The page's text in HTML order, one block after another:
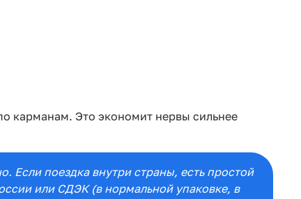
карманам. Это экономит нервы сильнее
Если поездка внутри страны, есть простой
или СДЭК (в нормальной упаковке, в